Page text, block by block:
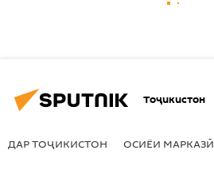
Тоҷикистон
ДАР ТОҶИКИСТОН ОСИЁИ МАРКАЗӢ